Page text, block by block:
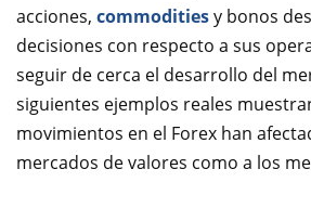
acciones, commoditiesy bonos
decisiones con respecto a sus
seguir de cerca el desarrollo del
siguientes ejemplos reales
movimientos en el Forex han
mercados de valores como a los